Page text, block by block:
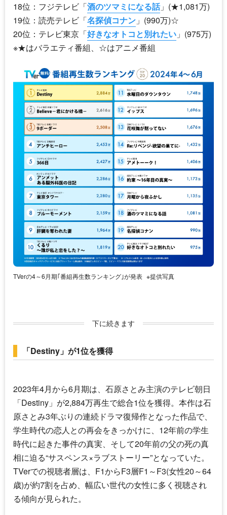
18位：フジテレビ「酒のツマミになる話」(★1,081万)
19位：読売テレビ「名探偵コナン 」(990万)☆
20位：テレビ東京「好きなオトコと別れたい 」(975万)
※★はバラエティ番組、☆はアニメ番組
TVerの4～6月期｢番組再生数ランキング｣が発表 ※提供写真
下に続きます
「Destiny」が1位を獲得
2023年4月から6月期は、 石原さとみ主演のテレビ朝日
「Destiny 」が2,884万再生で総合1位を獲得。本作は石
原さとみ3年ぶりの連続ドラマ復帰作となった作品で、
学生時代の恋人との再会をきっかけに、12年前の学生
時代に起きた事件の真実、そして20年前の父の死の真
相に迫る“サスペンス×ラブストーリー”となっていた。
TVerでの視聴者層は、F1からF3層F1～F3(女性20～64
歳)が約7割を占め、幅広い世代の女性に多く視聴され
る傾向が見られた。